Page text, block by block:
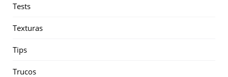
Tests
Texturas
Tips
Trucos